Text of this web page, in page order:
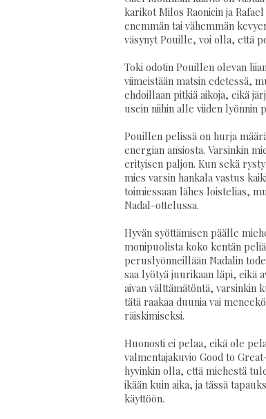
karikot Milos Raonicin ja
enemmän tai vähemmän
väsynyt Pouille, voi olla, että
Toki odotin Pouillen olevan
viimeistään matsin edetessä,
ehdoillaan pitkiä aikoja, eikä
usein niihin alle viiden lyönnin
Pouillen pelissä on hurja
energian ansiosta. Varsinkin
erityisen paljon. Kun sekä
mies varsin hankala vastus
toimiessaan lähes loistelias,
Nadal-ottelussa.
Hyvän syöttämisen päälle
monipuolista koko kentän
peruslyönneillään Nadalin
saa lyötyä juurikaan läpi, eikä
aivan välttämätöntä, varsinkin
tätä raakaa duunia vai
räiskimiseksi.
Huonosti ei pelaa, eikä ole
valmentajakuvio Good to
hyvinkin olla, että miehestä
ikään kuin aika, ja tässä
käyttöön.